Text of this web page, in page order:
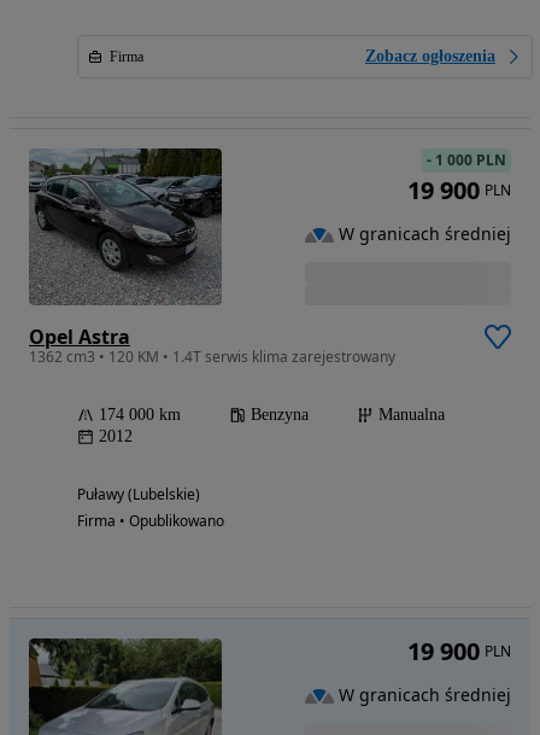
Firma Zobacz ogłoszenia
Opel Astra
1362 cm3 • 120 KM • 1.4T serwis klima zarejestrowany
174 000 km Benzyna
Manualna
2012
Puławy (Lubelskie)
Firma • Opublikowano
- 1 000 PLN
19 900 PLN
W granicach średniej
19 900 PLN
W granicach średniej